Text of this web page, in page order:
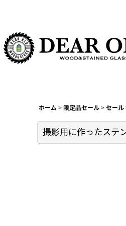
ホーム > 限定品セール > セール
撮影用に作ったステ